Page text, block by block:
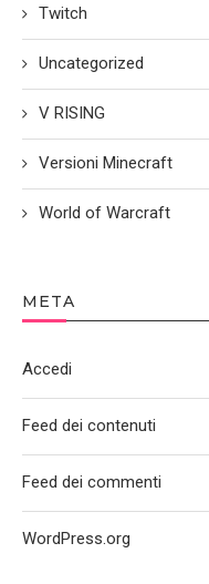
Twitch
Uncategorized
V RISING
Versioni Minecraft
World of Warcraft
META
Accedi
Feed dei contenuti
Feed dei commenti
WordPress.org